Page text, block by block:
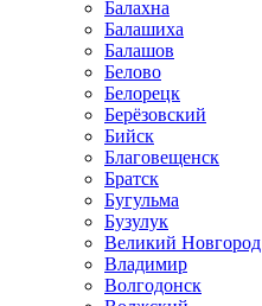
Балахна
Балашиха
Балашов
Белово
Белорецк
Берёзовский
Бийск
Благовещенск
Братск
Бугульма
Бузулук
Великий Новгород
Владимир
Волгодонск